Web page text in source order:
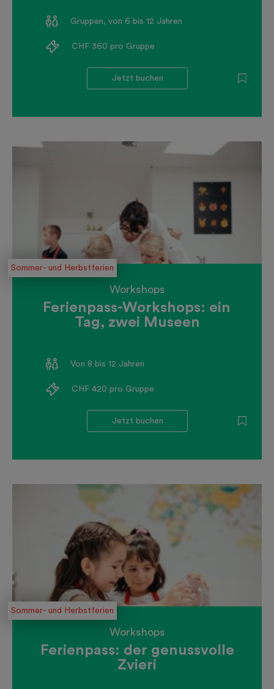
Gruppen, von 6 bis 12 Jahren
CHF 360 pro Gruppe
Jetzt buchen
Sommer- und Herbstferien
Workshops
Ferienpass-Workshops: ein
Tag, zwei Museen
Von 8 bis 12 Jahren
CHF 420 pro Gruppe
Jetzt buchen
Sommer- und Herbstferien
Workshops
Ferienpass: der genussvolle
Zvieri